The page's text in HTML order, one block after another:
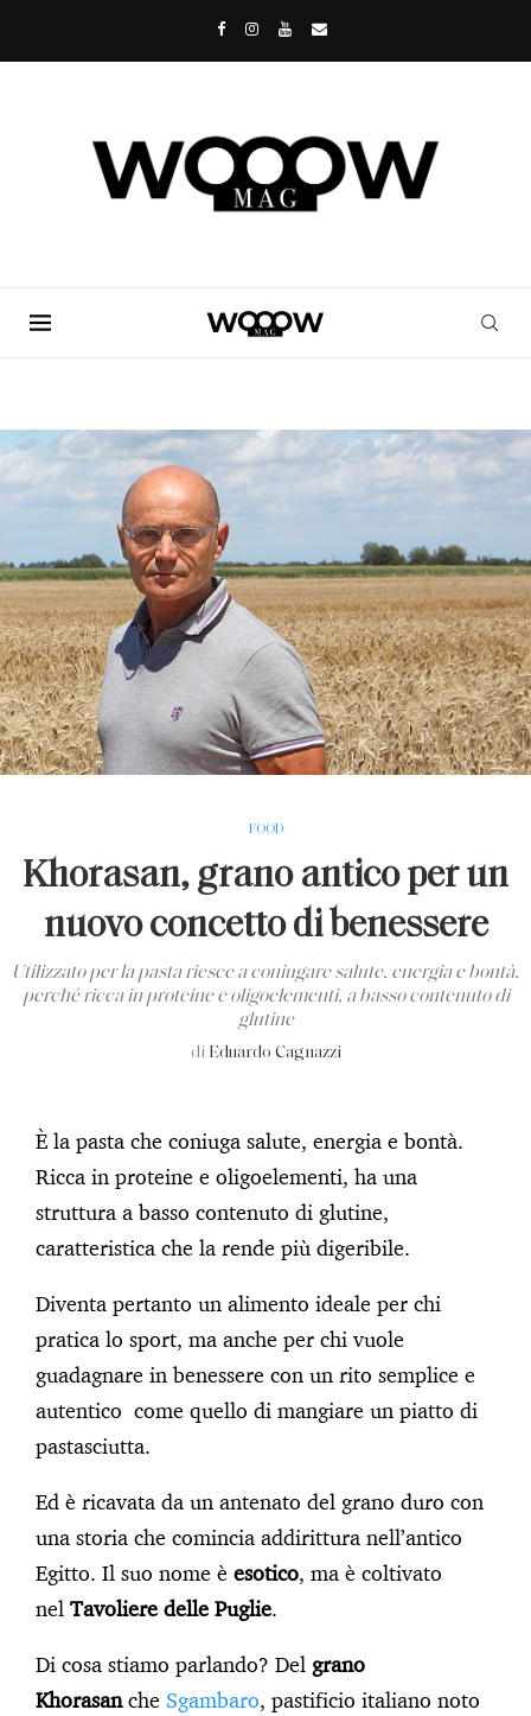
FOOD
Khorasan, grano antico per un
nuovo concetto di benessere
Utilizzato per la pasta riesce a coniugare salute, energia e bontà,
perché ricca in proteine e oligoelementi, a basso contenuto di
glutine
di Eduardo Cagnazzi
È la pasta che coniuga salute, energia e bontà.
Ricca in proteine e oligoelementi, ha una
struttura a basso contenuto di glutine,
caratteristica che la rende più digeribile.
Diventa pertanto un alimento ideale per chi
pratica lo sport, ma anche per chi vuole
guadagnare in benessere con un rito semplice e
autentico come quello di mangiare un piatto di
pastasciutta.
Ed è ricavata da un antenato del grano duro con
una storia che comincia addirittura nell’antico
Egitto. Il suo nome è esotico, ma è coltivato
nel Tavoliere delle Puglie.
Di cosa stiamo parlando? Del grano
Khorasanche Sgambaro, pastificio italiano noto